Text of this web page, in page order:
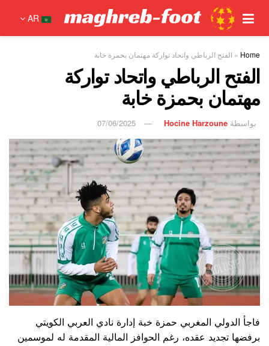
AR
Home
» الفتح الرباطي واتحاد تواركة مهتمان بحمزة خابة
الفتح الرباطي واتحاد تواركة
مهتمان بحمزة خابة
بواسطة Hocine Harzoune
07/06/2025
فاجأ الدولي المغربي حمزة خبة إدارة نادي العربي الكويتي
برفضها تجديد عقده، رغم الحوافز المالية المقدمة له لموسمين